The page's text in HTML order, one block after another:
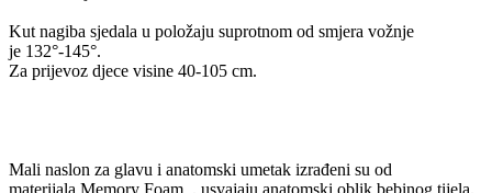
Kut nagiba sjedala u položaju suprotnom od smjera vožnje
je 132°-145°.
Za prijevoz djece visine 40-105 cm.
Mali naslon za glavu i anatomski umetak izrađeni su od
materijala Memory Foam , usvajaju anatomski oblik bebinog tijela.